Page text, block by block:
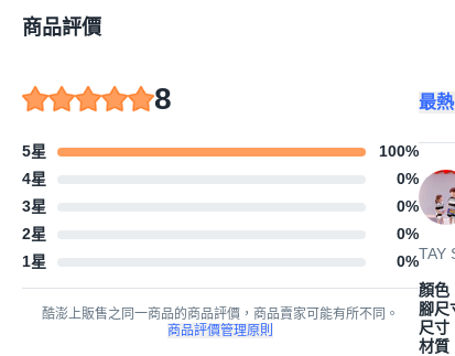
商品評價
8
5星 100%
4星
0%
3星
0%
2星
0%
1星
0%
酷澎上販售之同一商品的商品評價，商品賣家可能有所不同。
商品評價管理原則
最
TAY
顏色
腳尺
尺寸
材質